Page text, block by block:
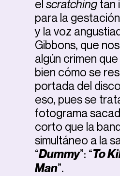
el scratching tan
para la
y la voz
Gibbons, que
algún crimen
bien cómo se
portada del
eso, pues se
fotograma
corto que la
simultáneo a la
“Dummy”: “To
Man”.